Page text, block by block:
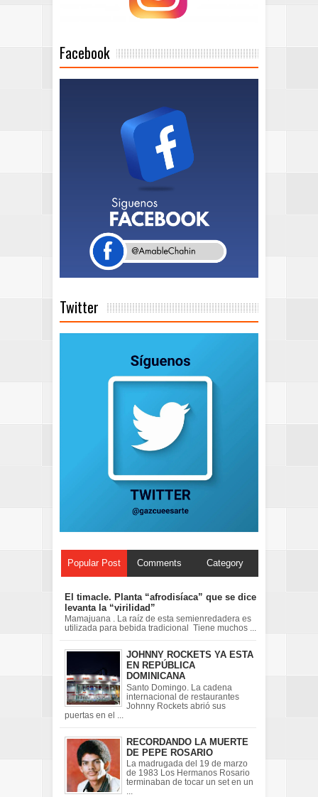
Facebook
Twitter
Popular Post Comments Category
El timacle. Planta “afrodisíaca” que se dice
levanta la “virilidad”
Mamajuana . La raíz de esta semienredadera es
utilizada para bebida tradicional Tiene muchos ...
JOHNNY ROCKETS YA ESTA
EN REPÚBLICA
DOMINICANA
Santo Domingo. La cadena
internacional de restaurantes
Johnny Rockets abrió sus
puertas en el ...
RECORDANDO LA MUERTE
DE PEPE ROSARIO
La madrugada del 19 de marzo
de 1983 Los Hermanos Rosario
terminaban de tocar un set en un
...